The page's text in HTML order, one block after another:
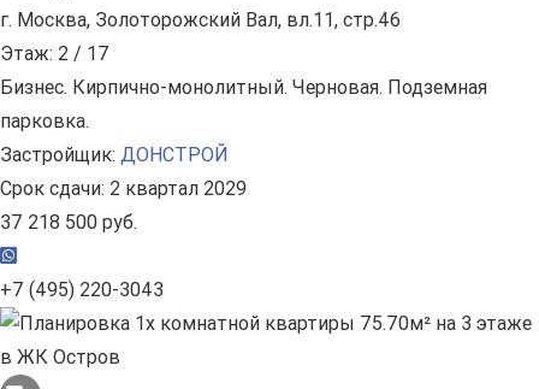
г. Москва, Золоторожский Вал, вл.11, стр.46
Этаж: 2 / 17
Бизнес. Кирпично-монолитный. Черновая. Подземная
парковка.
Застройщик: ДОНСТРОЙ
Срок сдачи: 2 квартал 2029
37 218 500 руб.
+7 (495) 220-3043